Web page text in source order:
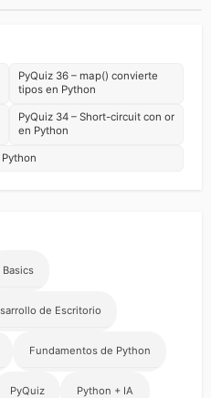
PyQuiz 36 – map() convierte
tipos en Python
PyQuiz 34 – Short-circuit con or
en Python
Basics
de Escritorio
Fundamentos de Python
PyQuiz Python + IA